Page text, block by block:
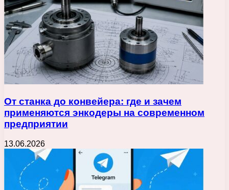
От станка до конвейера: где и зачем
применяются энкодеры на современном
предприятии
13.06.2026